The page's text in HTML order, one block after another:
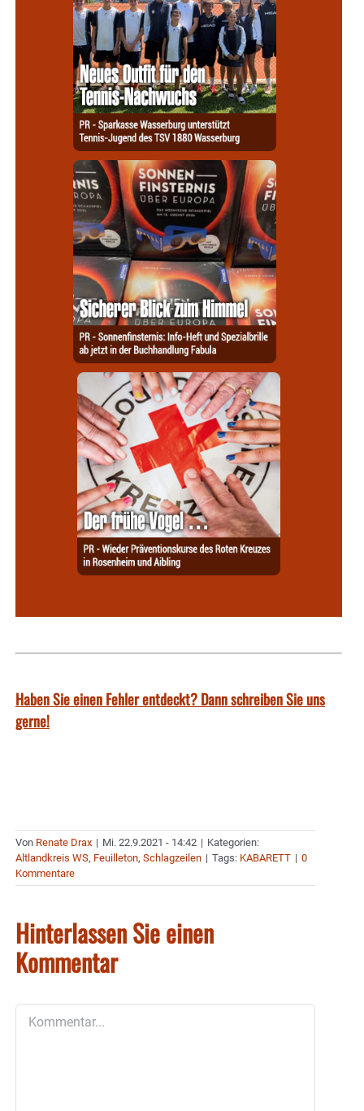
Haben Sie einen Fehler entdeckt? Dann schreiben Sie uns
gerne!
Von Renate Drax | Mi. 22.9.2021 - 14:42 | Kategorien:
Altlandkreis WS, Feuilleton, Schlagzeilen | Tags: KABARETT | 0
Kommentare
Hinterlassen Sie einen
Kommentar